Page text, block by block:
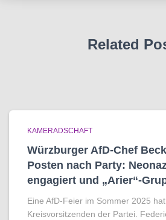
Related
KAMERADSCHAFT
Würzburger AfD-Chef
Posten nach Party:
engagiert und „Arier“-
Eine AfD-Feier im Sommer 2025
Kreisvorsitzenden der Partei.